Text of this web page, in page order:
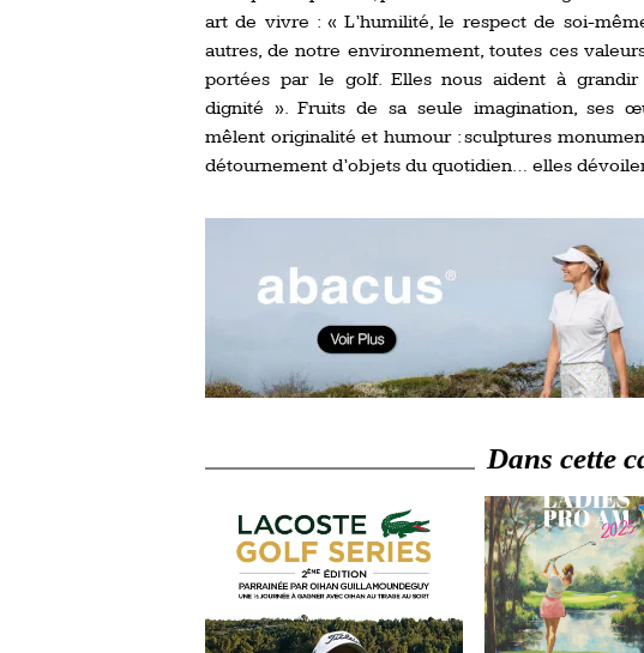
art de vivre : « L’humilité, le respect de soi-
autres, de notre environnement, toutes ces
portées par le golf. Elles nous aident à grandir
dignité ». Fruits de sa seule imagination, ses
mêlent originalité et humour : sculptures
détournement d’objets du quotidien… elles
Dans cette